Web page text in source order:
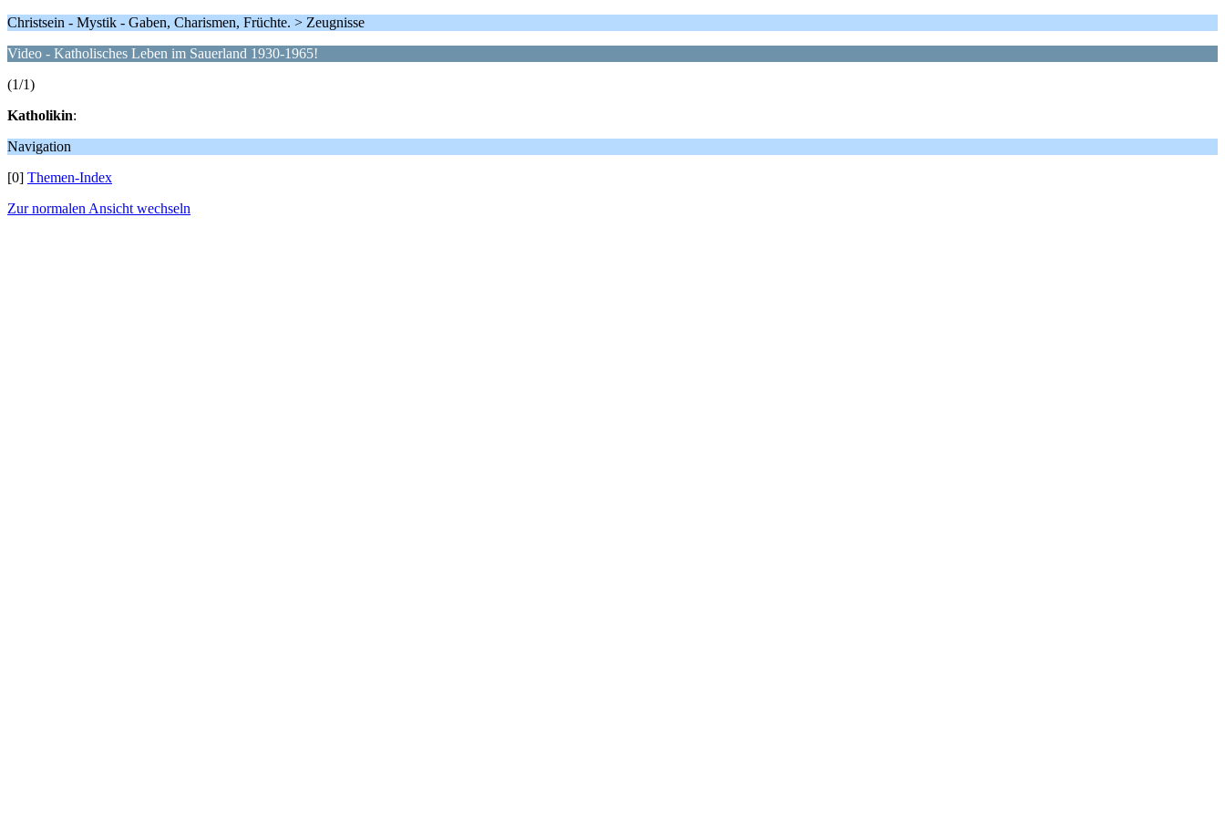
Christsein - Mystik - Gaben, Charismen, Früchte. > Zeugnisse
Video - Katholisches Leben im Sauerland 1930-1965!
(1/1)
Katholikin:
Navigation
[0] Themen-Index
Zur normalen Ansicht wechseln